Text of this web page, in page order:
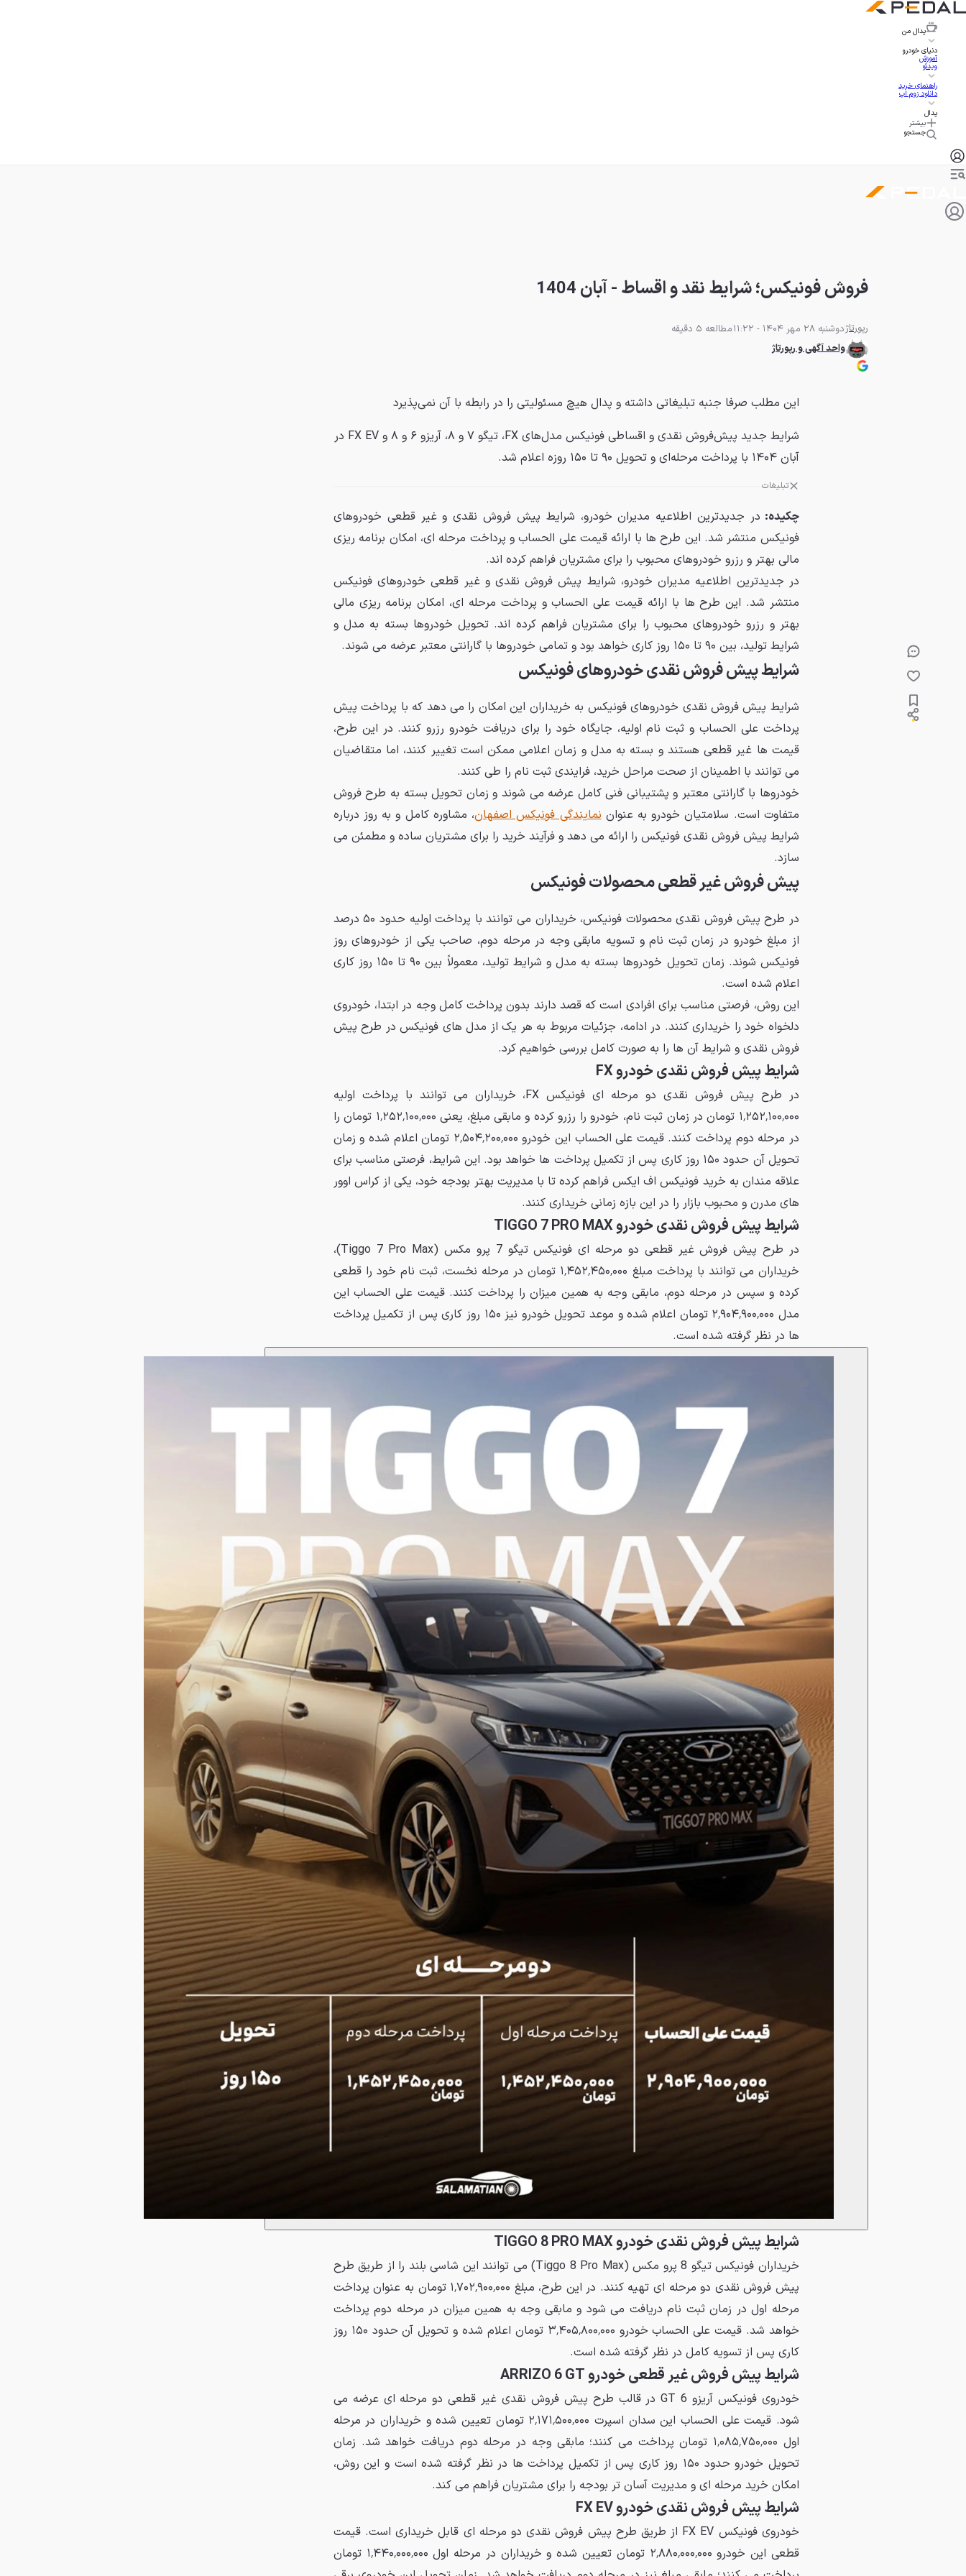
پدال من
دنیای خودرو
آموزش
ویدئو
راهنمای خرید
دانلود زوم اپ
پدال
بیشتر
جستجو
فروش فونیکس؛ شرایط نقد و اقساط - آبان 1404
رپورتاژدوشنبه 28 مهر 1404 - 11:22
مطالعه 5 دقیقه
واحد آگهی و رپورتاژ
این مطلب صرفا جنبه تبلیغاتی داشته و پدال هیچ مسئولیتی را در رابطه با آن نمی‌پذیرد
شرایط جدید پیش‌فروش نقدی و اقساطی فونیکس مدل‌های FX، تیگو ۷ و ۸، آریزو ۶ و ۸ و FX EV در
آبان ۱۴۰۴ با پرداخت مرحله‌ای و تحویل ۹۰ تا ۱۵۰ روزه اعلام شد.
تبلیغات
چکیده: در جدیدترین اطلاعیه مدیران خودرو، شرایط پیش فروش نقدی و غیر قطعی خودروهای
فونیکس منتشر شد. این طرح ها با ارائه قیمت علی الحساب و پرداخت مرحله ای، امکان برنامه ریزی
مالی بهتر و رزرو خودروهای محبوب را برای مشتریان فراهم کرده اند.
در جدیدترین اطلاعیه مدیران خودرو، شرایط پیش فروش نقدی و غیر قطعی خودروهای فونیکس
منتشر شد. این طرح ها با ارائه قیمت علی الحساب و پرداخت مرحله ای، امکان برنامه ریزی مالی
بهتر و رزرو خودروهای محبوب را برای مشتریان فراهم کرده اند. تحویل خودروها بسته به مدل و
شرایط تولید، بین ۹۰ تا ۱۵۰ روز کاری خواهد بود و تمامی خودروها با گارانتی معتبر عرضه می شوند.
شرایط پیش فروش نقدی خودروهای فونیکس
شرایط پیش فروش نقدی خودروهای فونیکس به خریداران این امکان را می دهد که با پرداخت پیش
پرداخت علی الحساب و ثبت نام اولیه، جایگاه خود را برای دریافت خودرو رزرو کنند. در این طرح،
قیمت ها غیر قطعی هستند و بسته به مدل و زمان اعلامی ممکن است تغییر کنند، اما متقاضیان
می توانند با اطمینان از صحت مراحل خرید، فرایندی ثبت نام را طی کنند.
خودروها با گارانتی معتبر و پشتیبانی فنی کامل عرضه می شوند و زمان تحویل بسته به طرح فروش
متفاوت است. سلامتیان خودرو به عنواننمایندگی فونیکس اصفهان، مشاوره کامل و به روز درباره
شرایط پیش فروش نقدی فونیکس را ارائه می دهد و فرآیند خرید را برای مشتریان ساده و مطمئن می
سازد.
پیش فروش غیر قطعی محصولات فونیکس
در طرح پیش فروش نقدی محصولات فونیکس، خریداران می توانند با پرداخت اولیه حدود ۵۰ درصد
از مبلغ خودرو در زمان ثبت نام و تسویه مابقی وجه در مرحله دوم، صاحب یکی از خودروهای روز
فونیکس شوند. زمان تحویل خودروها بسته به مدل و شرایط تولید، معمولاً بین ۹۰ تا ۱۵۰ روز کاری
اعلام شده است.
این روش، فرصتی مناسب برای افرادی است که قصد دارند بدون پرداخت کامل وجه در ابتدا، خودروی
دلخواه خود را خریداری کنند. در ادامه، جزئیات مربوط به هر یک از مدل های فونیکس در طرح پیش
فروش نقدی و شرایط آن ها را به صورت کامل بررسی خواهیم کرد.
شرایط پیش فروش نقدی خودرو FX
در طرح پیش فروش نقدی دو مرحله ای فونیکس FX، خریداران می توانند با پرداخت اولیه
۱٬۲۵۲٬۱۰۰٬۰۰۰ تومان در زمان ثبت نام، خودرو را رزرو کرده و مابقی مبلغ، یعنی ۱٬۲۵۲٬۱۰۰٬۰۰۰ تومان را
در مرحله دوم پرداخت کنند. قیمت علی الحساب این خودرو ۲٬۵۰۴٬۲۰۰٬۰۰۰ تومان اعلام شده و زمان
تحویل آن حدود ۱۵۰ روز کاری پس از تکمیل پرداخت ها خواهد بود. این شرایط، فرصتی مناسب برای
علاقه مندان به خرید فونیکس اف ایکس فراهم کرده تا با مدیریت بهتر بودجه خود، یکی از کراس اوور
های مدرن و محبوب بازار را در این بازه زمانی خریداری کنند.
شرایط پیش فروش نقدی خودرو TIGGO 7 PRO MAX
در طرح پیش فروش غیر قطعی دو مرحله ای فونیکس تیگو 7 پرو مکس (Tiggo 7 Pro Max)،
خریداران می توانند با پرداخت مبلغ ۱٬۴۵۲٬۴۵۰٬۰۰۰ تومان در مرحله نخست، ثبت نام خود را قطعی
کرده و سپس در مرحله دوم، مابقی وجه به همین میزان را پرداخت کنند. قیمت علی الحساب این
مدل ۲٬۹۰۴٬۹۰۰٬۰۰۰ تومان اعلام شده و موعد تحویل خودرو نیز ۱۵۰ روز کاری پس از تکمیل پرداخت
ها در نظر گرفته شده است.
شرایط پیش فروش نقدی خودرو TIGGO 8 PRO MAX
خریداران فونیکس تیگو 8 پرو مکس (Tiggo 8 Pro Max) می توانند این شاسی بلند را از طریق طرح
پیش فروش نقدی دو مرحله ای تهیه کنند. در این طرح، مبلغ ۱٬۷۰۲٬۹۰۰٬۰۰۰ تومان به عنوان پرداخت
مرحله اول در زمان ثبت نام دریافت می شود و مابقی وجه به همین میزان در مرحله دوم پرداخت
خواهد شد. قیمت علی الحساب خودرو ۳٬۴۰۵٬۸۰۰٬۰۰۰ تومان اعلام شده و تحویل آن حدود ۱۵۰ روز
کاری پس از تسویه کامل در نظر گرفته شده است.
شرایط پیش فروش غیر قطعی خودرو ARRIZO 6 GT
خودروی فونیکس آریزو 6 GT در قالب طرح پیش فروش نقدی غیر قطعی دو مرحله ای عرضه می
شود. قیمت علی الحساب این سدان اسپرت ۲٬۱۷۱٬۵۰۰٬۰۰۰ تومان تعیین شده و خریداران در مرحله
اول ۱٬۰۸۵٬۷۵۰٬۰۰۰ تومان پرداخت می کنند؛ مابقی وجه در مرحله دوم دریافت خواهد شد. زمان
تحویل خودرو حدود ۱۵۰ روز کاری پس از تکمیل پرداخت ها در نظر گرفته شده است و این روش،
امکان خرید مرحله ای و مدیریت آسان تر بودجه را برای مشتریان فراهم می کند.
شرایط پیش فروش نقدی خودرو FX EV
خودروی فونیکس FX EV از طریق طرح پیش فروش نقدی دو مرحله ای قابل خریداری است. قیمت
قطعی این خودرو ۲٬۸۸۰٬۰۰۰٬۰۰۰ تومان تعیین شده و خریداران در مرحله اول ۱٬۴۴۰٬۰۰۰٬۰۰۰ تومان